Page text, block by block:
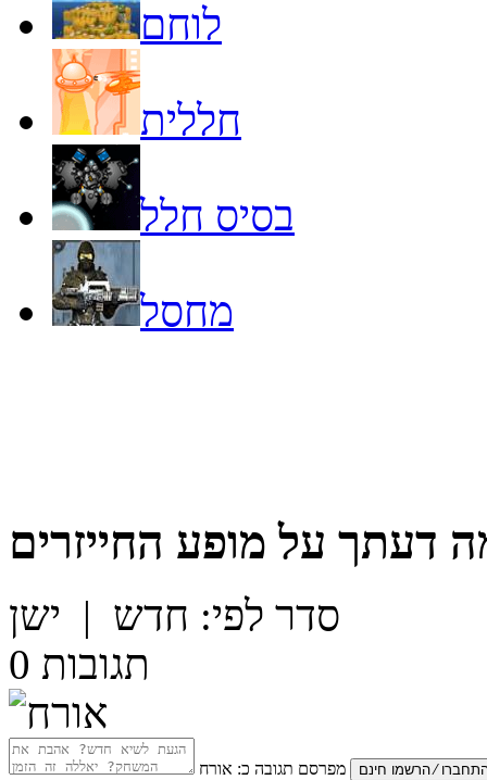
לוחם
חללית
בסיס חלל
מחסל
דעתך על מופע החייזרים
סדר לפי: חדש | ישן
0 תגובות
מפרסם תגובה כ: אורח